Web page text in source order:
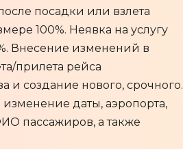
посадки или взлета
100%. Неявка на услугу
Внесение изменений в
прилета рейса
и создание нового, срочного.
даты, аэропорта,
пассажиров, а также